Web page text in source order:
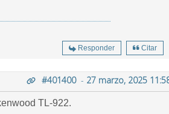
Responder Citar
#401400- 27 marzo, 2025
TL-922.